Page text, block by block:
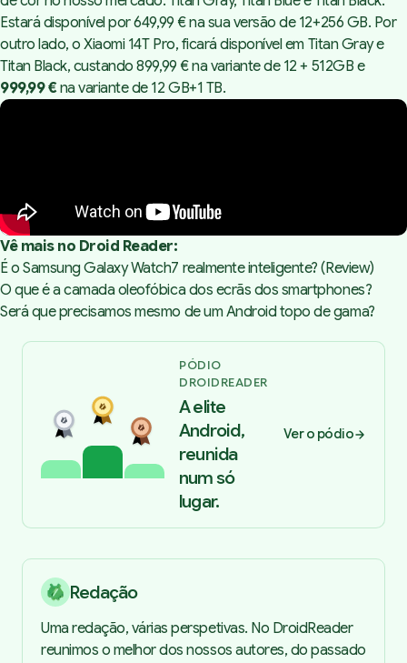
Estará disponível por 649,99 € na sua versão de 12+256 GB. Por
outro lado, o Xiaomi 14T Pro, ficará disponível em Titan Gray e
Titan Black, custando 899,99 € na variante de 12 + 512GB e
999,99 €na variante de 12 GB+1 TB.
Vê mais no Droid Reader:
É o Samsung Galaxy Watch7 realmente inteligente? (Review)
O que é a camada oleofóbica dos ecrãs dos smartphones?
Será que precisamos mesmo de um Android topo de gama?
PÓDIO
DROIDREADER
A elite
Android,
reunida
num só
lugar.
Ver o pódio
Redação
Uma redação, várias perspetivas. No DroidReader
reunimos o melhor dos nossos autores, do passado